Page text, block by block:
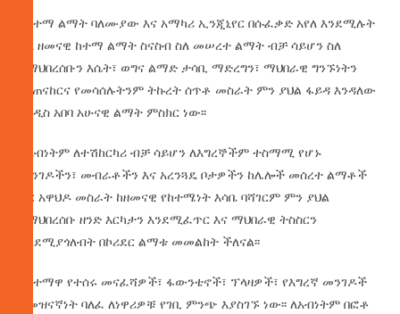
የከተማ ልማት ባለሙያው እና አማካሪ ኢንጂኒየር በሱፈቃድ አየለ እንደሚሉት
ስለ ዘመናዊ ከተማ ልማት ስናስብ ስለ መሠረተ ልማት ብቻ ሳይሆን ስለ
የማህበረሰቡን እሴት፣ ወግና ልማድ ታሳቢ ማድረግን፣ ማህበራዊ ግንኙነትን
ማጠናከርና የመሳሰሉትንም ትኩረት ሰጥቶ መስራት ምን ያህል ፋይዳ እንዳለው
የአዲስ አበባ አሁናዊ ልማት ምስክር ነው፡፡
ለአብነትም ለተሽከርካሪ ብቻ ሳይሆን ለእግረኞችም ተስማሚ የሆኑ
መንገዶችን፣ መብራቶችን እና አረንጓዴ ቦታዎችን ከሌሎች መሰረተ ልማቶች
ጋር አዋህዶ መስራት ከዘመናዊ የከተሜነት እሳቤ ባሻገርም ምን ያህል
በማህበረሰቡ ዘንድ እርካታን እንደሚፈጥር እና ማህበራዊ ትስስርን
እንደሚያጎለብት በኮሪደር ልማቱ መመልከት ችለናል፡፡
በከተማዋ የተሰሩ መናፈሻዎች፣ ፋውንቴኖች፣ ፕላዛዎች፣ የእግረኛ መንገዶች
ከመዝናኛነት ባለፈ ለነዋሪዎቹ የገቢ ምንጭ እያስገኙ ነው፡፡ ለአብነትም በፎቶ